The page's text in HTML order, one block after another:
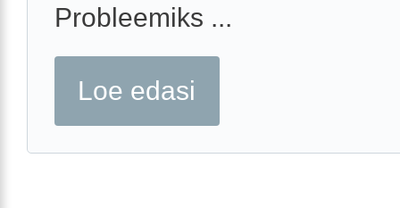
Probleemiks ...
Loe edasi